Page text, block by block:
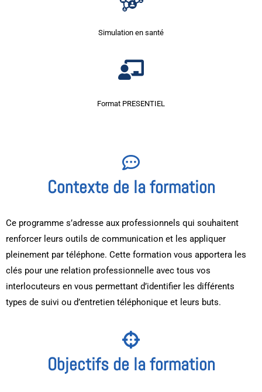
Simulation en santé
Format PRESENTIEL
Contexte de la formation
Ce programme s’adresse aux professionnels qui souhaitent
renforcer leurs outils de communication et les appliquer
pleinement par téléphone. Cette formation vous apportera les
clés pour une relation professionnelle avec tous vos
interlocuteurs en vous permettant d’identifier les différents
types de suivi ou d’entretien téléphonique et leurs buts.
Objectifs de la formation